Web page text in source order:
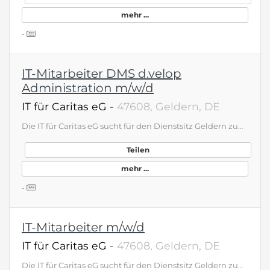
mehr ...
-
IT-Mitarbeiter DMS d.velop
Administration m/w/d
IT für Caritas eG - 47608, Geldern, DE
Die IT für Caritas eG sucht für den Dienstsitz Geldern zum nächstmöglichen Zeitpunkt IT-Auftragskoordinator*in / Dispatcher (m/w/d) IT-Mitarbeiter*in (m/w/d) Anwendungsbetreuung IT-Mitarbeiter*in (m/w/d) Connext Vivendi Administration IT-Mitarbeiter*in (m/w/d) DMS d.velop Administration IT für Caritas e.G., Dienstsitz Geldern Harttor 29, 47608 Geldern bewerbung@itcaritas.de www.ITCaritas.de Arbeiten Sie bei uns Sie möchten spannende und verantwortungsvolle Aufgaben erhalten, die Ihnen Freiräume für eine eigenmotivierte Entwicklung lassen? Sie haben praktische Erfahrung in der IT-Branche und sind organisiert, flexibel und zuverlässig? Dann passen Sie zu uns! Zur Verstärkung unseres Teams in Geldern suchen wir immer engagierte Mitarbeiter, die Spaß an der Sache haben und sich – und die Programme – weiterentwickeln wollen. Sollte Ihre gewünschte Stelle nicht dabei sein, bewerben Sie sich einfach initiativ bei uns. Gerne können Sie sich vorher über unser Unternehmen und unser Team informieren. Haben Sie noch Fragen? Melden Sie sich gerne!
Teilen
mehr ...
-
IT-Mitarbeiter m/w/d
IT für Caritas eG - 47608, Geldern, DE
Die IT für Caritas eG sucht für den Dienstsitz Geldern zum nächstmöglichen Zeitpunkt IT-Auftragskoordinator*in / Dispatcher (m/w/d) IT-Mitarbeiter*in (m/w/d) Anwendungsbetreuung IT-Mitarbeiter*in (m/w/d) Connext Vivendi Administration IT-Mitarbeiter*in (m/w/d) DMS d.velop Administration IT für Caritas e.G., Dienstsitz Geldern Harttor 29, 47608 Geldern bewerbung@itcaritas.de www.ITCaritas.de Arbeiten Sie bei uns Sie möchten spannende und verantwortungsvolle Aufgaben erhalten, die Ihnen Freiräume für eine eigenmotivierte Entwicklung lassen? Sie haben praktische Erfahrung in der IT-Branche und sind organisiert, flexibel und zuverlässig? Dann passen Sie zu uns! Zur Verstärkung unseres Teams in Geldern suchen wir immer engagierte Mitarbeiter, die Spaß an der Sache haben und sich – und die Programme – weiterentwickeln wollen. Sollte Ihre gewünschte Stelle nicht dabei sein, bewerben Sie sich einfach initiativ bei uns. Gerne können Sie sich vorher über unser Unternehmen und unser Team informieren. Haben Sie noch Fragen? Melden Sie sich gerne!